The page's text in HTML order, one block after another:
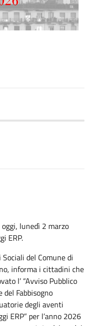
lunedì 2 marzo
ERP.
del Comune di
informa i cittadini che
l’ “Avviso Pubblico
del Fabbisogno
degli aventi
ERP” per l’anno 2026